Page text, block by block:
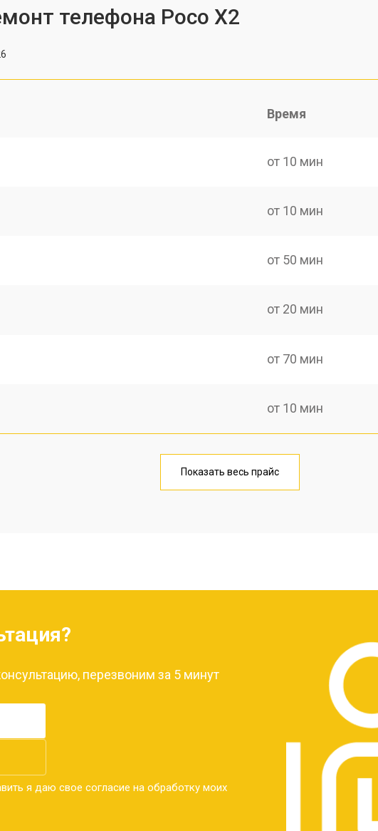
телефона Poco X2
Время
от 10 мин
от 10 мин
от 50 мин
от 20 мин
от 70 мин
от 10 мин
от 40 мин
Показать весь прайс
перезвоним за 5 минут
я даю свое согласие на обработку моих